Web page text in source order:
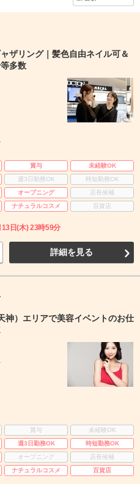
ザリング｜髪色自由ネイル可＆
多数
賞与
未経験OK
週3日勤務OK
時短勤務OK
オープニング
店長候補
ナチュラルコスメ 百貨店
日(木) 23時59分
詳細を見る
神）エリアで美容イベントのお仕
賞与
未経験OK
週3日勤務OK
時短勤務OK
オープニング
店長候補
ナチュラルコスメ 百貨店